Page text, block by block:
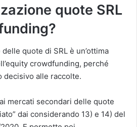
quote SRL
quote di SRL è un’ottima
crowdfunding, perché
decisivo alle raccolte.
mercati secondari delle quote
dai considerando 13) e 14) del